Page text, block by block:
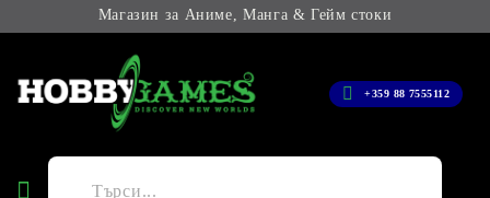
Магазин за Аниме, Манга & Гейм стоки
+359 88 7555112